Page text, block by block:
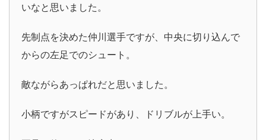
いなと思いました。
先制点を決めた仲川選手ですが、中央に切り込んで
からの左足でのシュート。
敵ながらあっぱれだと思いました。
小柄ですがスピードがあり、ドリブルが上手い。